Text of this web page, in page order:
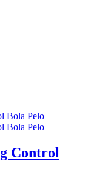
Control